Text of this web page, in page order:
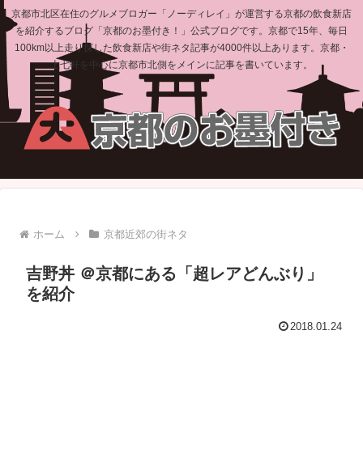
京都市北区在住のグルメブロガー「ノーディレイ」が運営する京都の飲食新店
を紹介するブログ「京都のお墨付き！」公式ブログです。京都で15年、毎日
100km以上走り探した飲食新店や街ネタ記事が4000件以上あります。京都・
上七軒を中心に京都市北側をメインに記事を書いています。
ホーム 京都近郊の街ネタ
吉野丼 ＠京都にある「超レアどんぶり」
を紹介
2018.01.24